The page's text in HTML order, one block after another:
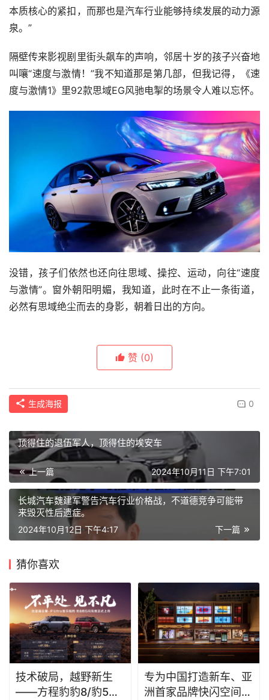
本质核心的紧扣，而那也是汽车行业能够持续发展的动力源
泉。”
隔壁传来影视剧里街头飙车的声响，邻居十岁的孩子兴奋地
叫嚷“速度与激情！”我不知道那是第几部，但我记得，《速
度与激情1》里92款思域EG风驰电掣的场景令人难以忘怀。
没错，孩子们依然也还向往思域、操控、运动，向往“速度
与激情”。窗外朝阳明媚，我知道，此时在不止一条街道，
必然有思域绝尘而去的身影，朝着日出的方向。
赞 (0)
生成海报 0
顶得住的退伍军人，顶得住的埃安车
上一篇 2024年10月11日 下午7:01
长城汽车魏建军警告汽车行业价格战，不道德竞争可能带
来毁灭性后遗症。
下一篇
2024年10月12日 下午4:17
猜你喜欢
技术破局，越野新生
——方程豹豹8/豹5闪
专为中国打造新车、亚
洲首家品牌快闪空间亮